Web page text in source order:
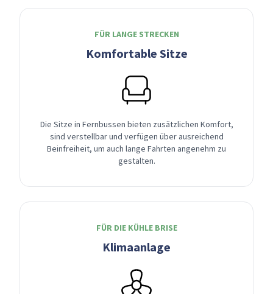
FÜR LANGE STRECKEN
Komfortable Sitze
Die Sitze in Fernbussen bieten zusätzlichen Komfort,
sind verstellbar und verfügen über ausreichend
Beinfreiheit, um auch lange Fahrten angenehm zu
gestalten.
FÜR DIE KÜHLE BRISE
Klimaanlage